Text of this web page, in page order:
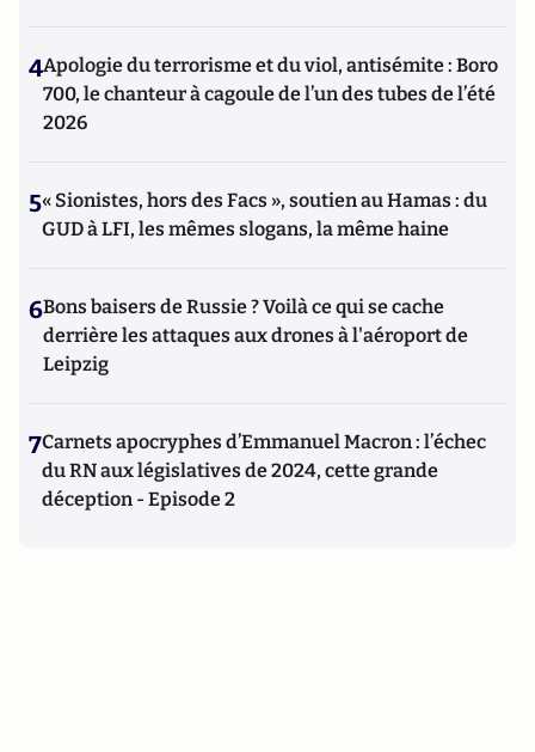
4Apologie du terrorisme et du viol, antisémite : Boro
700, le chanteur à cagoule de l’un des tubes de l’été
2026
5« Sionistes, hors des Facs », soutien au Hamas : du
GUD à LFI, les mêmes slogans, la même haine
6Bons baisers de Russie ? Voilà ce qui se cache
derrière les attaques aux drones à l'aéroport de
Leipzig
7Carnets apocryphes d’Emmanuel Macron : l’échec
du RN aux législatives de 2024, cette grande
déception - Episode 2